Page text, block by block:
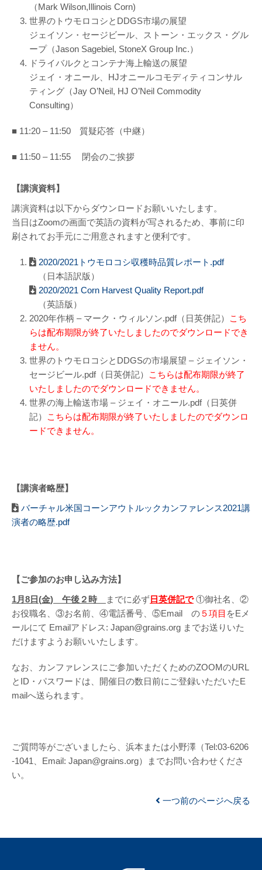
（Mark Wilson,Illinois Corn)
世界のトウモロコシとDDGS市場の展望
ジェイソン・セージビール、ストーン・エックス・グル
ープ（Jason Sagebiel, StoneX Group Inc.）
ドライバルクとコンテナ海上輸送の展望
ジェイ・オニール、HJオニールコモディティコンサル
ティング（Jay O’Neil, HJ O’Neil Commodity
Consulting）
■ 11:20 – 11:50 質疑応答（中継）
■ 11:50 – 11:55 閉会のご挨拶
【講演資料】
講演資料は以下からダウンロードお願いいたします。
当日はZoomの画面で英語の資料が写されるため、事前に印
刷されてお手元にご用意されますと便利です。
2020/2021トウモロコシ収穫時品質レポート.pdf
（日本語訳版）
2020/2021 Corn Harvest Quality Report.pdf
（英語版）
2020年作柄 – マーク・ウィルソン.pdf（日英併記）
こち
らは配布期限が終了いたしましたのでダウンロードでき
ません。
世界のトウモロコシとDDGSの市場展望 – ジェイソン・
セージビール.pdf（日英併記）
こちらは配布期限が終了
いたしましたのでダウンロードできません。
世界の海上輸送市場 – ジェイ・オニール.pdf（日英併
記）
こちらは配布期限が終了いたしましたのでダウンロ
ードできません。
【講演者略歴】
バーチャル米国コーンアウトルックカンファレンス2021講
演者の略歴.pdf
【ご参加のお申し込み方法】
1月 8 日(金) 午後２時 までに必ず 日英併記で①御社名、②
お役職名、③お名前、④電話番号、⑤Email の ５項目 をEメ
ールにて Emailアドレス: Japan@grains.org までお送りいた
だけますようお願いいたします。
なお、カンファレンスにご参加いただくためのZOOMのURL
とID・パスワードは、開催日の数日前にご登録いただいたE
mailへ送られます。
ご質問等がございましたら、浜本または小野澤（Tel:03-6206
-1041、Email: Japan@grains.org）までお問い合わせくださ
い。
一つ前のページへ戻る